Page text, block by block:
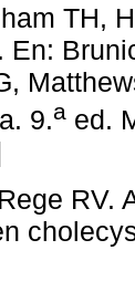
TH,
En:
9.a ed.
RV.